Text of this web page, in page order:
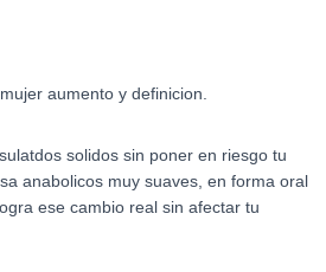
aumento y definicion.
solidos sin poner en riesgo tu
anabolicos muy suaves, en forma oral
ese cambio real sin afectar tu